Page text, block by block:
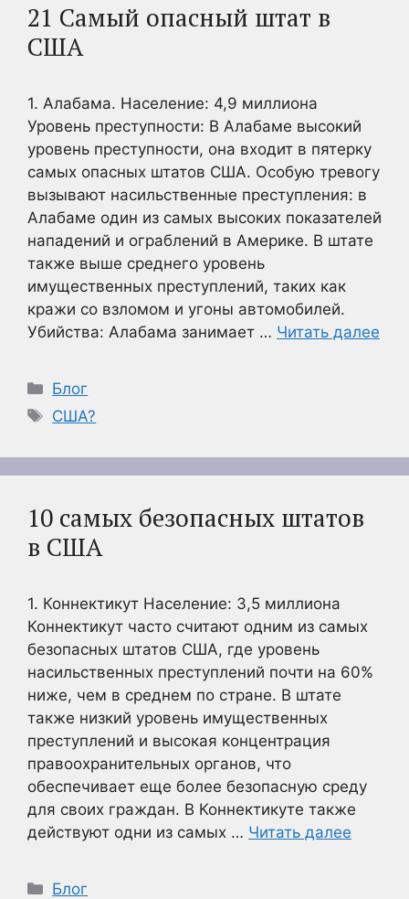
21 Самый опасный штат в
США
1. Алабама. Население: 4,9 миллиона
Уровень преступности: В Алабаме высокий
уровень преступности, она входит в пятерку
самых опасных штатов США. Особую тревогу
вызывают насильственные преступления: в
Алабаме один из самых высоких показателей
нападений и ограблений в Америке. В штате
также выше среднего уровень
имущественных преступлений, таких как
кражи со взломом и угоны автомобилей.
Убийства: Алабама занимает … Читать далее
Рубрики
Блог
Метки
США?
10 самых безопасных штатов
в США
1. Коннектикут Население: 3,5 миллиона
Коннектикут часто считают одним из самых
безопасных штатов США, где уровень
насильственных преступлений почти на 60%
ниже, чем в среднем по стране. В штате
также низкий уровень имущественных
преступлений и высокая концентрация
правоохранительных органов, что
обеспечивает еще более безопасную среду
для своих граждан. В Коннектикуте также
действуют одни из самых … Читать далее
Рубрики
Блог